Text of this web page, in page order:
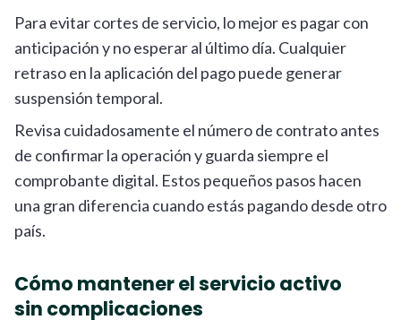
Para evitar cortes de servicio, lo mejor es pagar con
anticipación y no esperar al último día. Cualquier
retraso en la aplicación del pago puede generar
suspensión temporal.
Revisa cuidadosamente el número de contrato antes
de confirmar la operación y guarda siempre el
comprobante digital. Estos pequeños pasos hacen
una gran diferencia cuando estás pagando desde otro
país.
Cómo mantener el servicio activo
sin complicaciones